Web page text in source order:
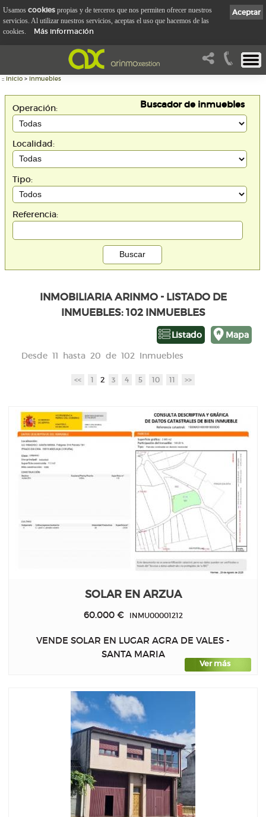
:: Inicio > Inmuebles
Buscador de inmuebles
Operación:
Localidad:
Tipo:
Referencia:
INMOBILIARIA ARINMO - LISTADO DE
INMUEBLES: 102 INMUEBLES
Mapa
Listado
Desde 11 hasta 20 de 102 Inmuebles
<< 1 2 3 4 5 10 11 >>
SOLAR EN ARZUA
60.000 €INMU00001212
VENDE SOLAR EN LUGAR AGRA DE VALES -
SANTA MARIA
Ver más
Aceptar
Usamos cookies propias y de terceros que nos permiten ofrecer nuestros
servicios. Al utilizar nuestros servicios, aceptas el uso que hacemos de las
cookies.
Más información